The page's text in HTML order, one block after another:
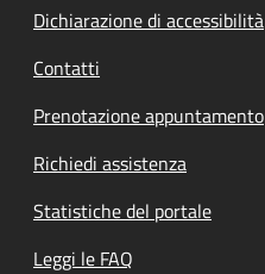
Dichiarazione di accessibilità
Contatti
Prenotazione appuntamento
Richiedi assistenza
Statistiche del portale
Leggi le FAQ